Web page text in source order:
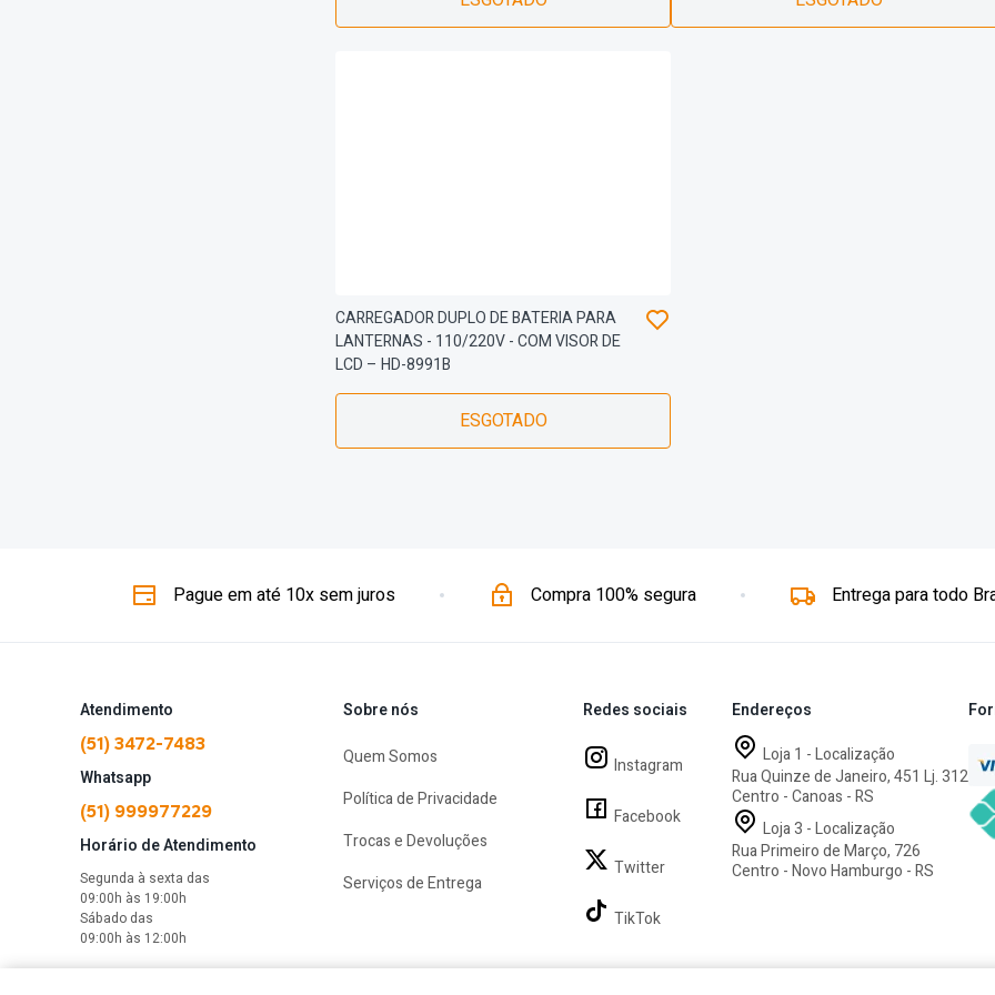
CARREGADOR DUPLO DE BATERIA PARA
LANTERNAS - 110/220V - COM VISOR DE
LCD – HD-8991B
ESGOTADO
Pague em até 10x sem juros Compra 100% segura Entrega para todo
Atendimento
(51) 3472-7483
Whatsapp
(51) 999977229
Horário de Atendimento
Segunda à sexta das
09:00h às 19:00h
Sábado das
09:00h às 12:00h
Sobre nós
Quem Somos
Política de Privacidade
Trocas e Devoluções
Serviços de Entrega
Redes sociais
Instagram
Facebook
Twitter
TikTok
Endereços
Loja 1 - Localização
Rua Quinze de Janeiro, 451 Lj. 312
Centro - Canoas - RS
Loja 3 - Localização
Rua Primeiro de Março, 726
Centro - Novo Hamburgo - RS